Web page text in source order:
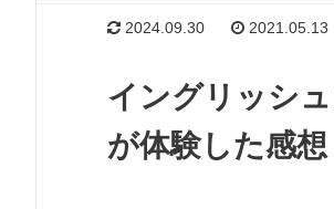
2024.09.30 2021.05.13
イングリッシ
が体験した感想